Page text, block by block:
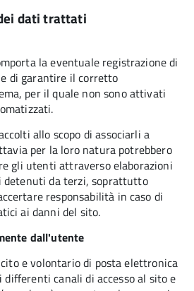
dati trattati
la eventuale registrazione di
di garantire il corretto
per il quale non sono attivati
allo scopo di associarli a
per la loro natura potrebbero
gli utenti attraverso elaborazioni
detenuti da terzi, soprattutto
responsabilità in caso di
ai danni del sito.
dall'utente
e volontario di posta elettronica
canali di accesso al sito e